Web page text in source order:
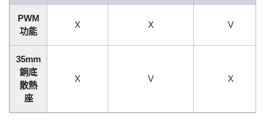
PWM
功能
X X V
35mm
銅底
散熱
座
X V X